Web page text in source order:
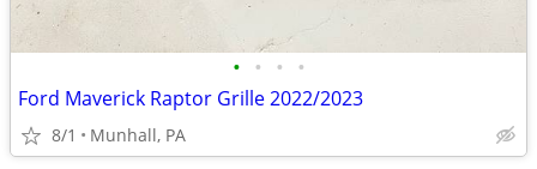
• • • •
Ford Maverick Raptor Grille 2022/2023
8/1 Munhall, PA